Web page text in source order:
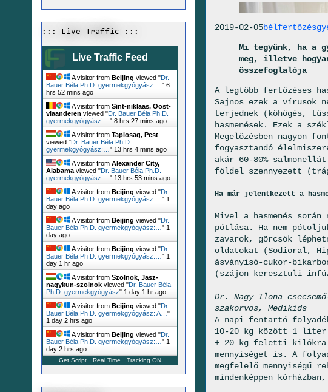
2019-02-05bélfertőzés
Mi tegyünk, ha a
meg, illetve
összefoglalója
A legtöbb fertőzéses
Sajnos ezek a vírusok
terjednek (köhögés,
hasmenések. Ezek a
Megelőzésben nagyon
fogyasztandó
akár 60-80%
földel szennyezett
Ha már jelentkezett a
Mivel a hasmenés
pótlása. Ha nem
zavarok, görcsök
oldatokat (Sodioral,
ásványisó-cukor-
(szájon keresztüli
Dr. Nagy Ilona
szakorvos, Medikids
A napi fentartó
10-20 kg között 1
+ 20 kg feletti kilókra
mennyiséget is. A
megfelelő mennyiségű
mindenképpen
::: Live Traffic :::
Live Traffic Feed
A visitor from Beijing viewed "Dr.
Bauer Béla Ph.D. gyermekgyógyász:… " 6
hrs 52 mins ago
A visitor from Sint-niklaas, Oost-
vlaanderen viewed "Dr. Bauer Béla Ph.D.
gyermekgyógyász:… " 8 hrs 27 mins ago
A visitor from Tapiosag, Pest
viewed "Dr. Bauer Béla Ph.D.
gyermekgyógyász:… " 13 hrs 4 mins ago
A visitor from Alexander City,
Alabama viewed "Dr. Bauer Béla Ph.D.
gyermekgyógyász:… " 13 hrs 53 mins ago
A visitor from Beijing viewed "Dr.
Bauer Béla Ph.D. gyermekgyógyász:… " 1
day ago
A visitor from Beijing viewed "Dr.
Bauer Béla Ph.D. gyermekgyógyász:… " 1
day ago
A visitor from Beijing viewed "Dr.
Bauer Béla Ph.D. gyermekgyógyász:… " 1
day 1 hr ago
A visitor from Szolnok, Jasz-
nagykun-szolnok viewed "Dr. Bauer Béla
Ph.D. gyermekgyógyász" 1 day 1 hr ago
A visitor from Beijing viewed "Dr.
Bauer Béla Ph.D. gyermekgyógyász: A… "
1 day 2 hrs ago
A visitor from Beijing viewed "Dr.
Bauer Béla Ph.D. gyermekgyógyász:… " 1
day 2 hrs ago
Get Script Real Time Tracking ON